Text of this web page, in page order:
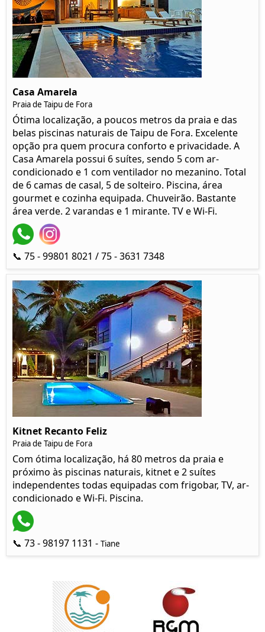
Casa Amarela
Praia de Taipu de Fora
Ótima localização, a poucos metros da praia e das
belas piscinas naturais de Taipu de Fora. Excelente
opção pra quem procura conforto e privacidade. A
Casa Amarela possui 6 suítes, sendo 5 com ar-
condicionado e 1 com ventilador no mezanino. Total
de 6 camas de casal, 5 de solteiro. Piscina, área
gourmet e cozinha equipada. Chuveirão. Bastante
área verde. 2 varandas e 1 mirante. TV e Wi-Fi.
📞 75 - 99801 8021 / 75 - 3631 7348
Kitnet Recanto Feliz
Praia de Taipu de Fora
Com ótima localização, há 80 metros da praia e
próximo às piscinas naturais, kitnet e 2 suítes
independentes todas equipadas com frigobar, TV, ar-
condicionado e Wi-Fi. Piscina.
📞 73 - 98197 1131 - Tiane